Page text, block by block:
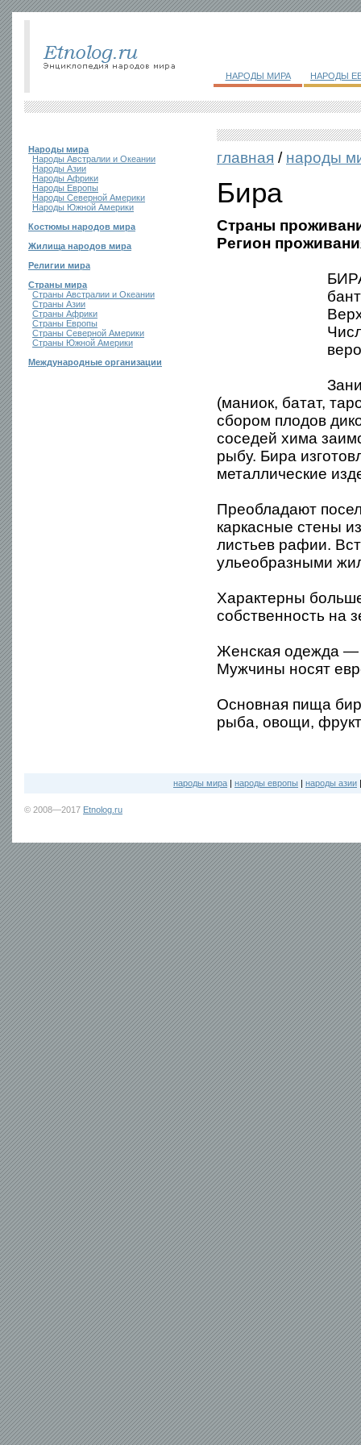
НАРОДЫ МИРА НАРОДЫ
Народы мира
Народы Австралии и Океании
Народы Азии
Народы Африки
Народы Европы
Народы Северной Америки
Народы Южной Америки
Костюмы народов мира
Жилища народов мира
Религии мира
Страны мира
Страны Австралии и Океании
Страны Азии
Страны Африки
Страны Европы
Страны Северной Америки
Страны Южной Америки
Международные организации
главная / народы
Бира
Страны
Регион
(маниок, батат,
сбором плодов
соседей хима
рыбу. Бира
металлические
Преобладают
каркасные стены
листьев рафии.
ульеобразными
Характерны
собственность на
Женская одежда —
Мужчины носят
Основная пища
рыба, овощи,
народы мира | народы европы | народы азии
© 2008—2017 Etnolog.ru